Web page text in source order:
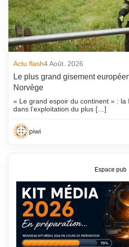
Actu flash4 Août. 2026
Le plus grand gisement
Norvège
« Le grand espoir du continent » : la
dans l’exploitation du plus […]
piwi
Espace pub